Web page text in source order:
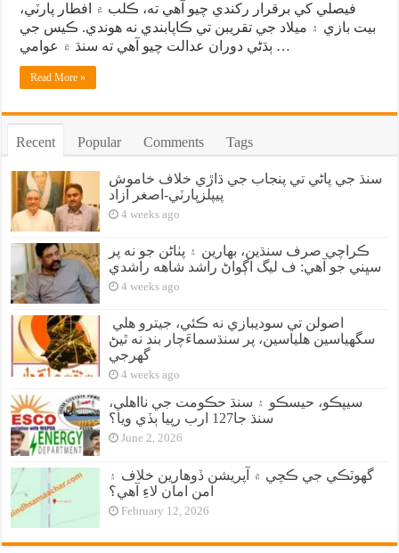
فيصلي کي برقرار رکندي چيو آهي ته، ڪلب ۾ افطار پارٽي،
بيت بازي ۽ ميلاد جي تقريبن تي ڪاپابندي نه هوندي. ڪيس جي
ٻڌڻي دوران عدالت چيو آهي ته سنڌ ۾ عوامي …
Read More »
Recent Popular Comments Tags
سنڌ جي پاڻي تي پنجاب جي ڌاڙي خلاف خاموش
پيپلزپارٽي-اصغر آزاد
4 weeks ago
ڪراچي صرف سنڌين، بهارين ۽ پٺاڻن جو نه پر
سڀني جو آهي: ف ليگ اڳواڻ راشد شاهه راشدي
4 weeks ago
سگهياسين هلياسين، پر سنڌسماءَچار بند نه ٿيڻ
گهرجي
4 weeks ago
سيپڪو، حيسڪو ۽ سنڌ حڪومت جي نااهلي،
سنڌ جا127 ارب رپيا ٻڏي ويا؟
June 2, 2026
گهوٽڪي جي ڪچي ۾ آپريشن ڏوهارين خلاف ۽
امن امان لاءِ آهي؟
February 12, 2026